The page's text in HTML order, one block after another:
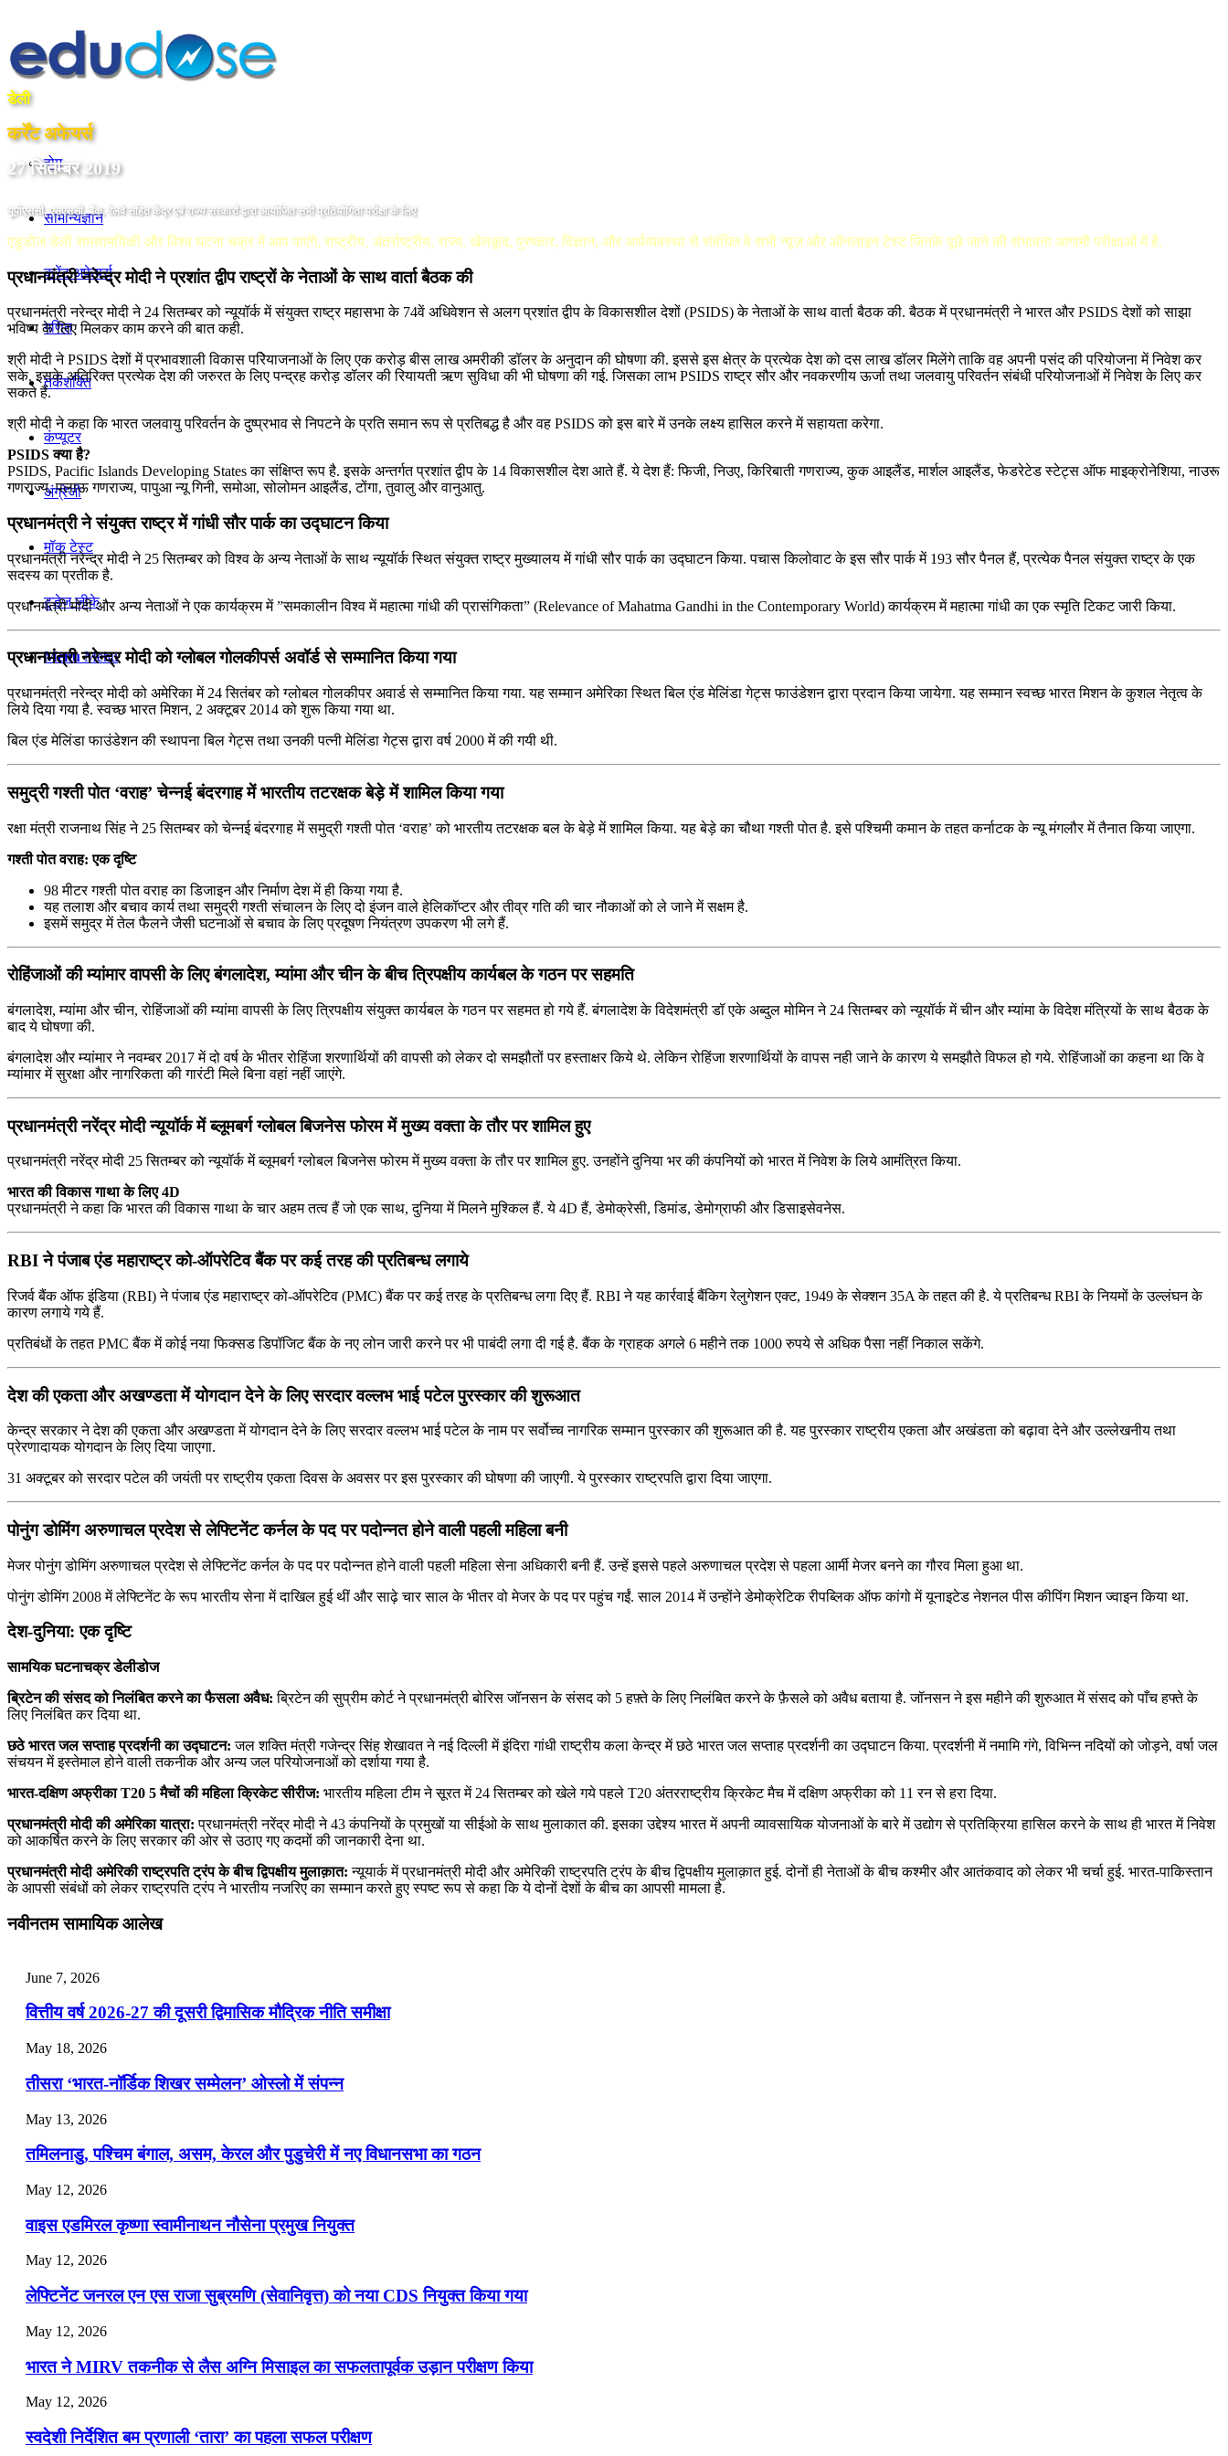
होम
सामान्यज्ञान
करेंट अफेयर्स
गणित
तर्कशक्ति
कंप्यूटर
अंग्रेजी
मॉक टेस्ट
टुडेज जीके
Menu Menu
डेली
कर्रेंट अफेयर्स
27 सितम्बर 2019
यूपीएससी, एसएससी, बैंक, रेलवे सहित केंद्र एबं राज्य सरकारों द्वारा आयोजित सभी प्रतियोगिता परीक्षा के लिए
एडुडोज डेली समसामयिकी और विश्व घटना चक्र में आप पाएंगे, राष्ट्रीय, अंतर्राष्ट्रीय, राज्य, खेलकूद, पुरष्कार, विज्ञान, और अर्थव्यवस्था से संवंधित वे सभी न्यूज़ और ऑनलाइन टेस्ट जिनके पूछे जाने की संभावना आगामी परीक्षाओं में है.
प्रधानमंत्री नरेन्‍द्र मोदी ने प्रशांत द्वीप राष्‍ट्रों के नेताओं के साथ वार्ता बैठक की
प्रधानमंत्री नरेन्‍द्र मोदी ने 24 सितम्बर को न्‍यूयॉर्क में संयुक्‍त राष्‍ट्र महासभा के 74वें अधिवेशन से अलग प्रशांत द्वीप के विकासशील देशों (PSIDS) के नेताओं के साथ वार्ता बैठक की. बैठक में प्रधानमंत्री ने भारत और PSIDS देशों को साझा
भविष्‍य के लिए मिलकर काम करने की बात कही.
श्री मोदी ने PSIDS देशों में प्रभावशाली विकास परिेयाजनाओं के लिए एक करोड़ बीस लाख अमरीकी डॉलर के अनुदान की घोषणा की. इससे इस क्षेत्र के प्रत्‍येक देश को दस लाख डॉलर मिलेंगे ताकि वह अपनी पसंद की परियोजना में निवेश कर
सके. इसके अतिरिक्‍त प्रत्‍येक देश की जरुरत के लिए पन्‍द्रह करोड़ डॉलर की रियायती ऋण सुविधा की भी घोषणा की गई. जिसका लाभ PSIDS राष्‍ट्र सौर और नवकरणीय ऊर्जा तथा जलवायु परिवर्तन संबंधी परियोजनाओं में निवेश के लिए कर
सकते हैं.
श्री मोदी ने कहा कि भारत जलवायु परिवर्तन के दुष्‍प्रभाव से निपटने के प्रति समान रूप से प्रतिबद्ध है और वह PSIDS को इस बारे में उनके लक्ष्‍य हासिल करने में सहायता करेगा.
PSIDS क्या है?
PSIDS, Pacific Islands Developing States का संक्षिप्त रूप है. इसके अन्तर्गत प्रशांत द्वीप के 14 विकासशील देश आते हैं. ये देश हैं: फिजी, निउए, किरिबाती गणराज्य, कुक आइलैंड, मार्शल आइलैंड, फेडरेटेड स्टेट्स ऑफ माइक्रोनेशिया, नाउरू
गणराज्य, पलाऊ गणराज्य, पापुआ न्यू गिनी, समोआ, सोलोमन आइलैंड, टोंगा, तुवालु और वानुआतु.
प्रधानमंत्री ने संयुक्त राष्ट्र में गांधी सौर पार्क का उद्घाटन किया
प्रधानमंत्री नरेन्द्र मोदी ने 25 सितम्बर को विश्व के अन्य नेताओं के साथ न्यूयॉर्क स्थित संयुक्त राष्ट्र मुख्यालय में गांधी सौर पार्क का उद्घाटन किया. पचास किलोवाट के इस सौर पार्क में 193 सौर पैनल हैं, प्रत्येक पैनल संयुक्त राष्ट्र के एक
सदस्य का प्रतीक है.
प्रधानमंत्री मोदी और अन्य नेताओं ने एक कार्यक्रम में ”समकालीन विश्व में महात्मा गांधी की प्रासंगिकता” (Relevance of Mahatma Gandhi in the Contemporary World) कार्यक्रम में महात्मा गांधी का एक स्मृति टिकट जारी किया.
प्रधानमंत्री नरेन्द्र मोदी को ग्लोबल गोलकीपर्स अवॉर्ड से सम्मानित किया गया
प्रधानमंत्री नरेन्द्र मोदी को अमेरिका में 24 सितंबर को ग्लोबल गोलकीपर अवार्ड से सम्मानित किया गया. यह सम्मान अमेरिका स्थित बिल एंड मेलिंडा गेट्स फाउंडेशन द्वारा प्रदान किया जायेगा. यह सम्मान स्वच्छ भारत मिशन के कुशल नेतृत्व के
लिये दिया गया है. स्वच्छ भारत मिशन, 2 अक्टूबर 2014 को शुरू किया गया था.
बिल एंड मेलिंडा फाउंडेशन की स्थापना बिल गेट्स तथा उनकी पत्नी मेलिंडा गेट्स द्वारा वर्ष 2000 में की गयी थी.
समुद्री गश्‍ती पोत ‘वराह’ चेन्‍नई बंदरगाह में भारतीय तटरक्षक बेड़े में शामिल किया गया
रक्षा मंत्री राजनाथ सिंह ने 25 सितम्बर को चेन्‍नई बंदरगाह में समुद्री गश्‍ती पोत ‘वराह’ को भारतीय तटरक्षक बल के बेड़े में शामिल किया. यह बेड़े का चौथा गश्‍ती पोत है. इसे पश्चिमी कमान के तहत कर्नाटक के न्‍यू मंगलौर में तैनात किया जाएगा.
गश्‍ती पोत वराह: एक दृष्टि
98 मीटर गश्‍ती पोत वराह का डिजाइन और निर्माण देश में ही किया गया है.
यह तलाश और बचाव कार्य तथा समुद्री गश्‍ती संचालन के लिए दो इंजन वाले हेलिकॉप्‍टर और तीव्र गति की चार नौकाओं को ले जाने में सक्षम है.
इसमें समुद्र में तेल फैलने जैसी घटनाओं से बचाव के लिए प्रदूषण नियंत्रण उपकरण भी लगे हैं.
रोहिंजाओं की म्‍यांमार वापसी के लिए बंगलादेश, म्‍यांमा और चीन के बीच त्रिपक्षीय कार्यबल के गठन पर सहमति
बंगलादेश, म्‍यांमा और चीन, रोहिंजाओं की म्‍यांमा वापसी के लिए त्रिपक्षीय संयुक्‍त कार्यबल के गठन पर सहमत हो गये हैं. बंगलादेश के विदेशमंत्री डॉ एके अब्‍दुल मोमिन ने 24 सितम्बर को न्‍यूयॉर्क में चीन और म्‍यांमा के विदेश मंत्रियों के साथ बैठक के
बाद ये घोषणा की.
बंगलादेश और म्‍यांमार ने नवम्‍बर 2017 में दो वर्ष के भीतर रोहिंजा शरणार्थियों की वापसी को लेकर दो समझौतों पर हस्‍ताक्षर किये थे. लेकिन रोहिंजा शरणा‍र्थियों के वापस नही जाने के कारण ये समझौते विफल हो गये. रोहिंजाओं का कहना था कि वे
म्‍यांमार में सुरक्षा और नागरिकता की गारंटी मिले बिना वहां नहीं जाएंगे.
प्रधानमंत्री नरेंद्र मोदी न्यूयॉर्क में ब्लूमबर्ग ग्लोबल बिजनेस फोरम में मुख्य वक्ता के तौर पर शामिल हुए
प्रधानमंत्री नरेंद्र मोदी 25 सितम्बर को न्यूयॉर्क में ब्लूमबर्ग ग्लोबल बिजनेस फोरम में मुख्य वक्ता के तौर पर शामिल हुए. उनहोंने दुनिया भर की कंपनियों को भारत में निवेश के लिये आमंत्रित किया.
भारत की विकास गाथा के लिए 4D
प्रधानमंत्री ने कहा कि भारत की विकास गाथा के चार अहम तत्व हैं जो एक साथ, दुनिया में मिलने मुश्किल हैं. ये 4D हैं, डेमोक्रेसी, डिमांड, डेमोग्राफी और डिसाइसेवनेस.
RBI ने पंजाब एंड महाराष्ट्र को-ऑपरेटिव बैंक पर कई तरह की प्रतिबन्ध लगाये
रिजर्व बैंक ऑफ इंडिया (RBI) ने पंजाब एंड महाराष्ट्र को-ऑपरेटिव (PMC) बैंक पर कई तरह के प्रतिबन्ध लगा दिए हैं. RBI ने यह कार्रवाई बैंकिग रेलुगेशन एक्ट, 1949 के सेक्‍शन 35A के तहत की है. ये प्रतिबन्ध RBI के नियमों के उल्‍लंघन के
कारण लगाये गये हैं.
प्रतिबंधों के तहत PMC बैंक में कोई नया फिक्‍सड डिपॉजिट बैंक के नए लोन जारी करने पर भी पाबंदी लगा दी गई है. बैंक के ग्राहक अगले 6 महीने तक 1000 रुपये से अधिक पैसा नहीं निकाल सकेंगे.
देश की एकता और अखण्‍डता में योगदान देने के लिए सरदार वल्‍लभ भाई पटेल पुरस्‍कार की शुरूआत
केन्‍द्र सरकार ने देश की एकता और अखण्‍डता में योगदान देने के लिए सरदार वल्‍लभ भाई पटेल के नाम पर सर्वोच्‍च नागरिक सम्‍मान पुरस्‍कार की शुरूआत की है. यह पुरस्कार राष्ट्रीय एकता और अखंडता को बढ़ावा देने और उल्लेखनीय तथा
प्रेरणादायक योगदान के लिए दिया जाएगा.
31 अक्‍टूबर को सरदार पटेल की जयंती पर राष्‍ट्रीय एकता दिवस के अवसर पर इस पुरस्‍कार की घोषणा की जाएगी. ये पुरस्‍कार राष्‍ट्रपति द्वारा दिया जाएगा.
पोनुंग डोमिंग अरुणाचल प्रदेश से लेफ्टिनेंट कर्नल के पद पर पदोन्नत होने वाली पहली महिला बनी
मेजर पोनुंग डोमिंग अरुणाचल प्रदेश से लेफ्टिनेंट कर्नल के पद पर पदोन्नत होने वाली पहली महिला सेना अधिकारी बनी हैं. उन्हें इससे पहले अरुणाचल प्रदेश से पहला आर्मी मेजर बनने का गौरव मिला हुआ था.
पोनुंग डोमिंग 2008 में लेफ्टिनेंट के रूप भारतीय सेना में दाखिल हुई थीं और साढ़े चार साल के भीतर वो मेजर के पद पर पहुंच गईं. साल 2014 में उन्होंने डेमोक्रेटिक रीपब्लिक ऑफ कांगो में यूनाइटेड नेशनल पीस कीपिंग मिशन ज्वाइन किया था.
देश-दुनिया: एक दृष्टि
सामयिक घटनाचक्र डेलीडोज
ब्रिटेन की संसद को निलंबित करने का फैसला अवैध: ब्रिटेन की सुप्रीम कोर्ट ने प्रधानमंत्री बोरिस जॉनसन के संसद को 5 हफ़्ते के लिए निलंबित करने के फ़ैसले को अवैध बताया है. जॉनसन ने इस महीने की शुरुआत में संसद को पाँच हफ्ते के
लिए निलंबित कर दिया था.
छठे भारत जल सप्‍ताह प्रदर्शनी का उद्घाटन: जल शक्ति मंत्री गजेन्‍द्र सिंह शेखावत ने नई दिल्‍ली में इंदिरा गांधी राष्‍ट्रीय कला केन्‍द्र में छठे भारत जल सप्‍ताह प्रदर्शनी का उद्घाटन किया. प्रदर्शनी में नमामि गंगे, विभिन्‍न नदियों को जोड़ने, वर्षा जल
संचयन में इस्‍तेमाल होने वाली तकनीक और अन्‍य जल परियोजनाओं को दर्शाया गया है.
भारत-दक्षिण अफ्रीका T20 5 मैचों की महिला क्रिकेट सीरीज: भारतीय महिला टीम ने सूरत में 24 सितम्बर को खेले गये पहले T20 अंतरराष्‍ट्रीय क्रिकेट मैच में दक्षिण अफ्रीका को 11 रन से हरा दिया.
प्रधानमंत्री मोदी की अमेरिका यात्रा: प्रधानमंत्री नरेंद्र मोदी ने 43 कंपनियों के प्रमुखों या सीईओ के साथ मुलाकात की. इसका उद्देश्य भारत में अपनी व्यावसायिक योजनाओं के बारे में उद्योग से प्रतिक्रिया हासिल करने के साथ ही भारत में निवेश
को आकर्षित करने के लिए सरकार की ओर से उठाए गए कदमों की जानकारी देना था.
प्रधानमंत्री मोदी अमेरिकी राष्ट्रपति ट्रंप के बीच द्विपक्षीय मुलाक़ात: न्यूयार्क में प्रधानमंत्री मोदी और अमेरिकी राष्ट्रपति ट्रंप के बीच द्विपक्षीय मुलाक़ात हुई. दोनों ही नेताओं के बीच कश्मीर और आतंकवाद को लेकर भी चर्चा हुई. भारत-पाकिस्तान
के आपसी संबंधों को लेकर राष्ट्रपति ट्रंप ने भारतीय नजरिए का सम्मान करते हुए स्पष्ट रूप से कहा कि ये दोनों देशों के बीच का आपसी मामला है.
नवीनतम सामायिक आलेख
June 7, 2026
वित्तीय वर्ष 2026-27 की दूसरी द्विमासिक मौद्रिक नीति समीक्षा
May 18, 2026
तीसरा ‘भारत-नॉर्डिक शिखर सम्मेलन’ ओस्लो में संपन्न
May 13, 2026
तमिलनाडु, पश्चिम बंगाल, असम, केरल और पुडुचेरी में नए विधानसभा का गठन
May 12, 2026
वाइस एडमिरल कृष्णा स्वामीनाथन नौसेना प्रमुख नियुक्त
May 12, 2026
लेफ्टिनेंट जनरल एन एस राजा सुब्रमणि (सेवानिवृत्त) को नया CDS नियुक्त किया गया
May 12, 2026
भारत ने MIRV तकनीक से लैस अग्नि मिसाइल का सफलतापूर्वक उड़ान परीक्षण किया
May 12, 2026
स्वदेशी निर्देशित बम प्रणाली ‘तारा’ का पहला सफल परीक्षण